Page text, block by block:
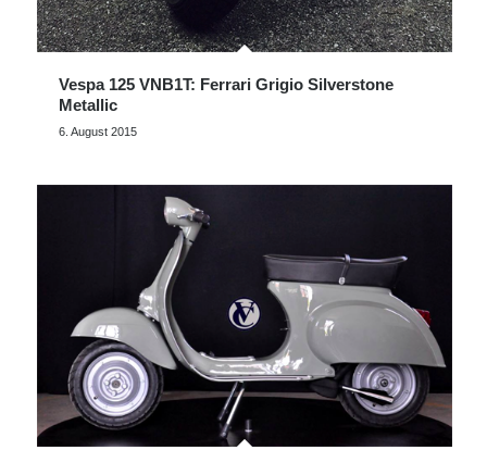
Vespa 125 VNB1T: Ferrari Grigio Silverstone
Metallic
6. August 2015